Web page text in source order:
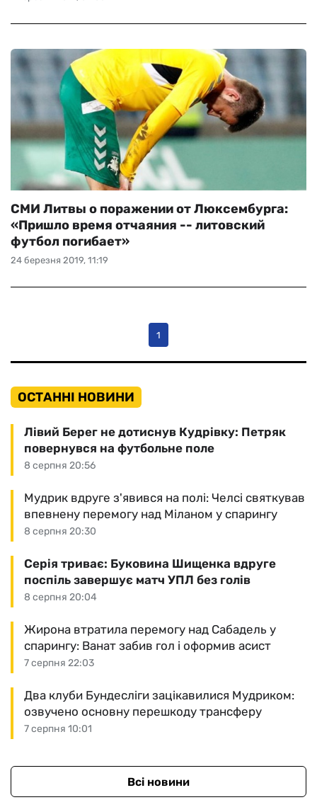
24 березня 2019, 11:19
СМИ Литвы о поражении от Люксембурга:
«Пришло время отчаяния -- литовский
футбол погибает»
1
ОСТАННІ НОВИНИ
8 серпня 20:56
Лівий Берег не дотиснув Кудрівку: Петряк
повернувся на футбольне поле
8 серпня 20:30
Мудрик вдруге з'явився на полі: Челсі святкував
впевнену перемогу над Міланом у спарингу
8 серпня 20:04
Серія триває: Буковина Шищенка вдруге
поспіль завершує матч УПЛ без голів
7 серпня 22:03
Жирона втратила перемогу над Сабадель у
спарингу: Ванат забив гол і оформив асист
7 серпня 10:01
Два клуби Бундесліги зацікавилися Мудриком:
озвучено основну перешкоду трансферу
Всі новини